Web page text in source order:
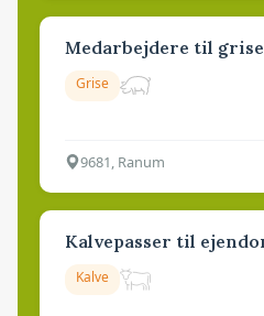
Medarbejdere til
Grise
9681, Ranum
Kalvepasser til
Kalve